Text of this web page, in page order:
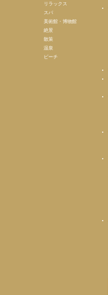
リラックス
スパ
美術館・博物館
絶景
散策
温泉
ビーチ